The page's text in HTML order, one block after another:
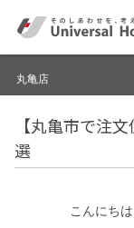
ユニバーサル
丸亀店
ブログ
建築実例・事例
【丸亀市で注
選
こんにち